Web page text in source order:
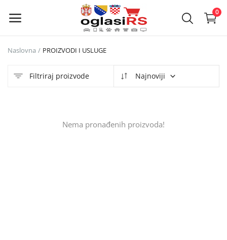
0
oglas
Naslovna PROIZVODI I USLUGE
Filtriraj proizvode Najnoviji
Nema pronađenih proizvoda!